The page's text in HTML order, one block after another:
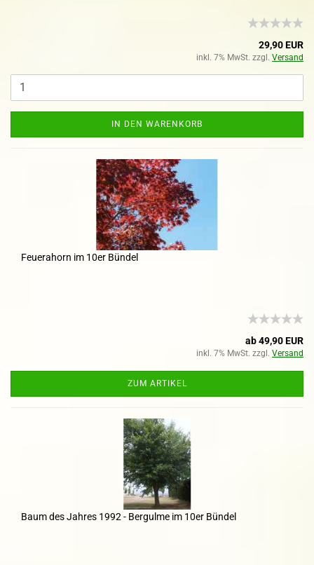
29,90 EUR
inkl. 7% MwSt. zzgl. Versand
IN DEN WARENKORB
Feuerahorn im 10er Bündel
ab 49,90 EUR
inkl. 7% MwSt. zzgl. Versand
ZUM ARTIKEL
Baum des Jahres 1992 - Bergulme im 10er Bündel